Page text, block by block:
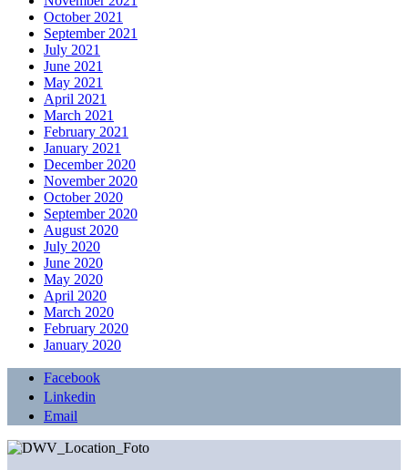
October 2021
September 2021
July 2021
June 2021
May 2021
April 2021
March 2021
February 2021
January 2021
December 2020
November 2020
October 2020
September 2020
August 2020
July 2020
June 2020
May 2020
April 2020
March 2020
February 2020
January 2020
Facebook
Linkedin
Email